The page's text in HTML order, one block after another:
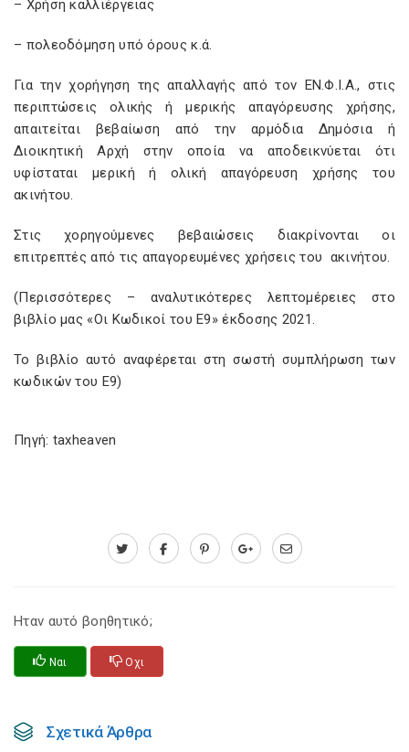
– Χρήση καλλιέργειας
– πολεοδόμηση υπό όρους κ.ά.
Για την χορήγηση της απαλλαγής από τον ΕΝ.Φ.Ι.Α., στις
περιπτώσεις ολικής ή μερικής απαγόρευσης χρήσης,
απαιτείται βεβαίωση από την αρμόδια Δημόσια ή
Διοικητική Αρχή στην οποία να αποδεικνύεται ότι
υφίσταται μερική ή ολική απαγόρευση χρήσης του
ακινήτου.
Στις χορηγούμενες βεβαιώσεις διακρίνονται οι
επιτρεπτές από τις απαγορευμένες χρήσεις του ακινήτου.
(Περισσότερες – αναλυτικότερες λεπτομέρειες στο
βιβλίο μας «Οι Κωδικοί του Ε9» έκδοσης 2021.
Το βιβλίο αυτό αναφέρεται στη σωστή συμπλήρωση των
κωδικών του Ε9)
Πηγή: taxheaven
Ηταν αυτό βοηθητικό;
Ναι Οχι
Σχετικά Άρθρα